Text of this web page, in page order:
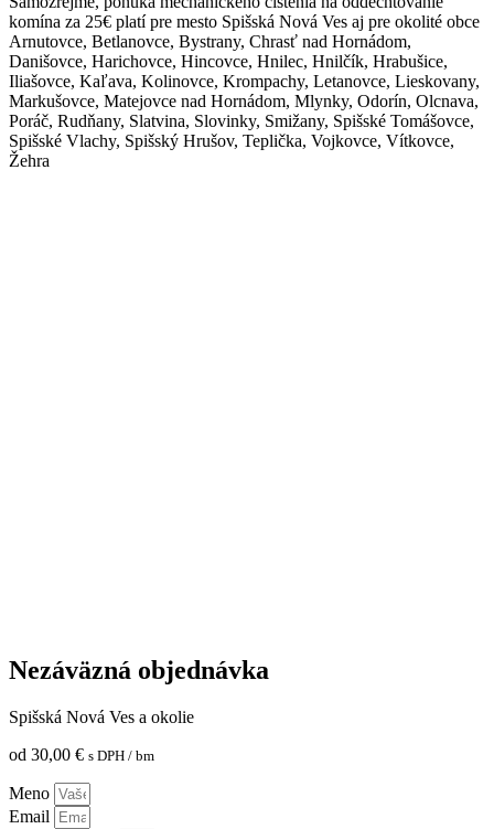
komína za 25€ platí pre mesto Spišská Nová Ves aj pre okolité obce
Arnutovce, Betlanovce, Bystrany, Chrasť nad Hornádom,
Danišovce, Harichovce, Hincovce, Hnilec, Hnilčík, Hrabušice,
Iliašovce, Kaľava, Kolinovce, Krompachy, Letanovce, Lieskovany,
Markušovce, Matejovce nad Hornádom, Mlynky, Odorín, Olcnava,
Poráč, Rudňany, Slatvina, Slovinky, Smižany, Spišské Tomášovce,
Spišské Vlachy, Spišský Hrušov, Teplička, Vojkovce, Vítkovce,
Žehra
Nezáväzná objednávka
Spišská Nová Ves a okolie
od 30,00 € s DPH / bm
Meno
Email